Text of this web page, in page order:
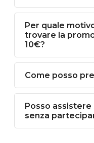
Per quale
trovare la
10€?
Come posso
Posso
senza